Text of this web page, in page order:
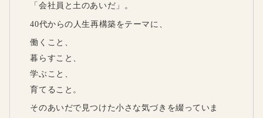
「会社員と土のあいだ」。
40代からの人生再構築をテーマに、
働くこと、
暮らすこと、
学ぶこと、
育てること。
そのあいだで見つけた小さな気づきを綴っていま